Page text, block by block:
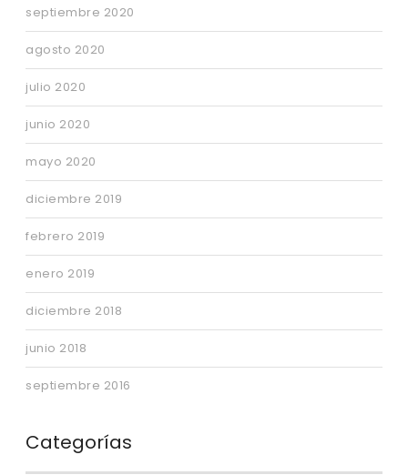
septiembre 2020
agosto 2020
julio 2020
junio 2020
mayo 2020
diciembre 2019
febrero 2019
enero 2019
diciembre 2018
junio 2018
septiembre 2016
Categorías